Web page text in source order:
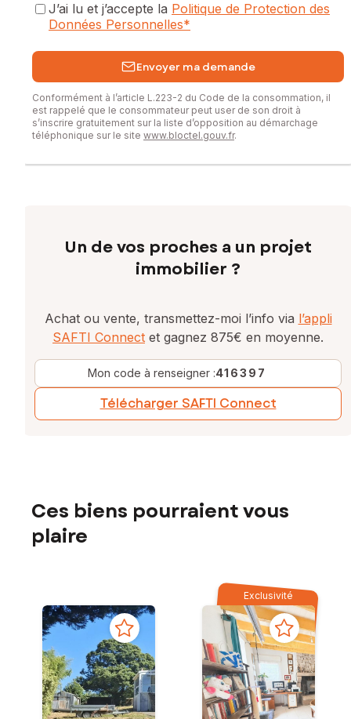
J’ai lu et j’accepte la Politique de Protection des
Données Personnelles*
Envoyer ma demande
Conformément à l’article L.223-2 du Code de la consommation, il
est rappelé que le consommateur peut user de son droit à
s’inscrire gratuitement sur la liste d’opposition au démarchage
téléphonique sur le site www.bloctel.gouv.fr.
Un de vos proches a un projet
immobilier ?
Achat ou vente, transmettez-moi l’info via l’appli
SAFTI Connect et gagnez 875€ en moyenne.
Mon code à renseigner :416397
Télécharger SAFTI Connect
Ces biens pourraient vous
plaire
Exclusivité